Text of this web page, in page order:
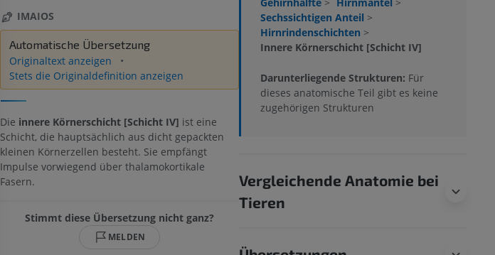
IMAIOS
Automatische Übersetzung
Originaltext anzeigen
Stets die Originaldefinition anzeigen
Die innere Körnerschicht [Schicht IV] ist eine
Schicht, die hauptsächlich aus dicht gepackten
kleinen Körnerzellen besteht. Sie empfängt
Impulse vorwiegend über thalamokortikale
Fasern.
Stimmt diese Übersetzung nicht ganz?
MELDEN
Sechssichtigen Anteil >
Hirnrindenschichten >
Innere Körnerschicht [Schicht IV]
Darunterliegende Strukturen: Für
dieses anatomische Teil gibt es keine
zugehörigen Strukturen
Vergleichende Anatomie bei
Tieren